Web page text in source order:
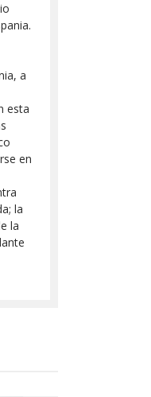
a
esta
en
la
la